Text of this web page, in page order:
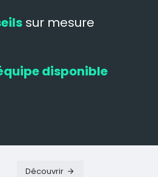
sur mesure
disponible
Découvrir